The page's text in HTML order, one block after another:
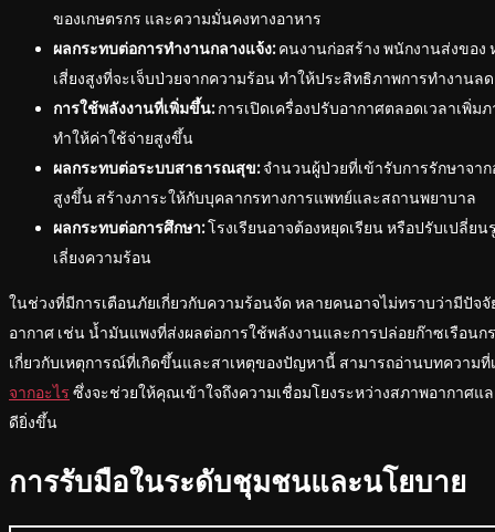
ของเกษตรกร และความมั่นคงทางอาหาร
ผลกระทบต่อการทำงานกลางแจ้ง:คนงานก่อสร้าง พนักงานส่งของ
เสี่ยงสูงที่จะเจ็บป่วยจากความร้อน ทำให้ประสิทธิภาพการทำงานล
การใช้พลังงานที่เพิ่มขึ้น:การเปิดเครื่องปรับอากาศตลอดเวลาเพิ่ม
ทำให้ค่าใช้จ่ายสูงขึ้น
ผลกระทบต่อระบบสาธารณสุข:จำนวนผู้ป่วยที่เข้ารับการรักษาจา
สูงขึ้น สร้างภาระให้กับบุคลากรทางการแพทย์และสถานพยาบาล
ผลกระทบต่อการศึกษา:โรงเรียนอาจต้องหยุดเรียน หรือปรับเปลี่ย
เลี่ยงความร้อน
ในช่วงที่มีการเตือนภัยเกี่ยวกับความร้อนจัด หลายคนอาจไม่ทราบว่ามีปัจ
อากาศ เช่น น้ำมันแพงที่ส่งผลต่อการใช้พลังงานและการปล่อยก๊าซเรือนก
เกี่ยวกับเหตุการณ์ที่เกิดขึ้นและสาเหตุของปัญหานี้ สามารถอ่านบทความที่
จากอะไร ซึ่งจะช่วยให้คุณเข้าใจถึงความเชื่อมโยงระหว่างสภาพอากาศแ
ดียิ่งขึ้น
การรับมือในระดับชุมชนและนโยบาย